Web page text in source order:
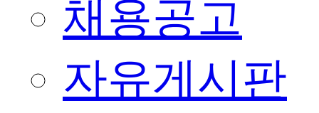
채용공고
자유게시판